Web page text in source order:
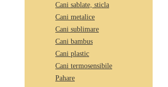
Cani sablate, sticla
Cani metalice
Cani sublimare
Cani bambus
Cani plastic
Cani termosensibile
Pahare